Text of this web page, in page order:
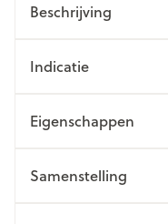
Beschrijving
Indicatie
Eigenschappen
Samenstelling